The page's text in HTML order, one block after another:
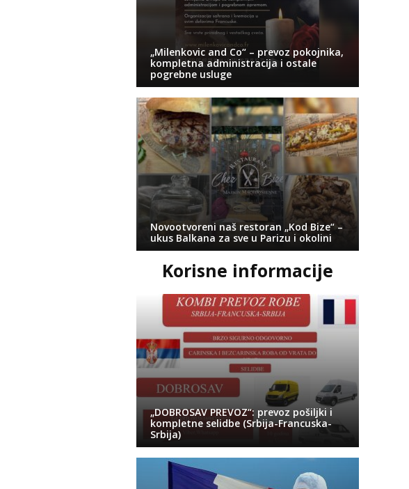
„Milenkovic and Co“ – prevoz pokojnika,
kompletna administracija i ostale
pogrebne usluge
Novootvoreni naš restoran „Kod Bize“ –
ukus Balkana za sve u Parizu i okolini
Korisne informacije
„DOBROSAV PREVOZ“: prevoz pošiljki i
kompletne selidbe (Srbija-Francuska-
Srbija)